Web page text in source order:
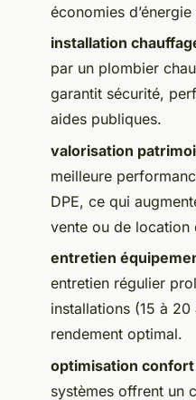
économies
installation
par un plombier
garantit sécurité,
aides publiques.
valorisation
meilleure
DPE, ce qui
vente ou de location
entretien
entretien régulier
installations (15 à
rendement optimal.
optimisation
systèmes offrent un